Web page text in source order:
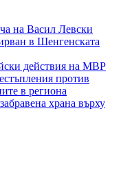
на Васил Левски
в Шенгенската
действия на МВР
против
в региона
храна върху